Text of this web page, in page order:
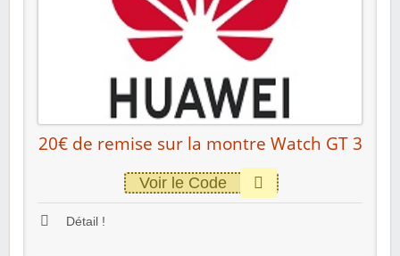
20€ de remise sur la montre Watch GT 3
Voir le Code
Détail !